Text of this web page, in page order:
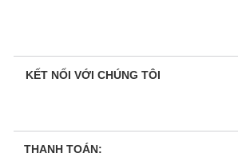
KẾT NỐI VỚI CHÚNG TÔI
THANH TOÁN: